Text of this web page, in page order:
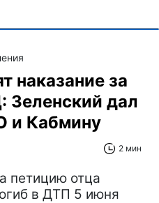
наказание за
дал
и Кабмину
2 мин
петицию отца
в ДТП 5 июня